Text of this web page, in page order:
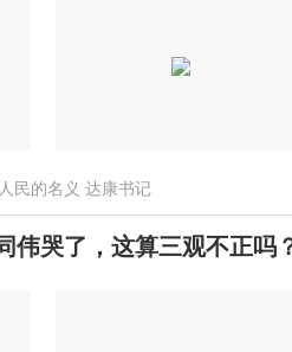
人民的名义 达康书记
伟哭了，这算三观不正吗